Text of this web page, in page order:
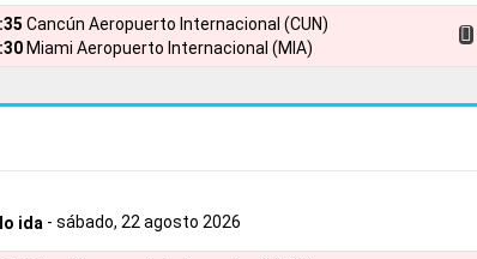
Cancún Aeropuerto Internacional (CUN)
Miami Aeropuerto Internacional (MIA)
ida - sábado, 22 agosto 2026